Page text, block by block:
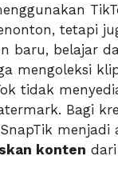
tetapi
baru, belajar
mengoleksi
tidak
Bagi
menjadi
konten